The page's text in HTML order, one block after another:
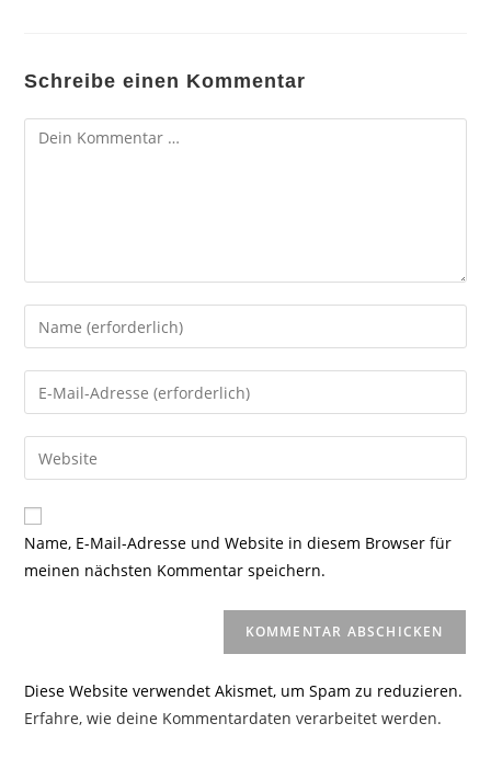
Schreibe einen Kommentar
Kommentar
Gib
deinen
Namen
oder
zum
Kommentieren
ein
Gib
deine
E-
Mail-
zum
Kommentieren
ein
Gib
deine
Website-
URL
Name, E-Mail-Adresse und Website in diesem Browser für
meinen nächsten Kommentar speichern.
Diese Website verwendet Akismet, um Spam zu reduzieren.
Erfahre, wie deine Kommentardaten verarbeitet werden.